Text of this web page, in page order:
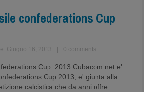
confederations Cup
Giugno 16, 2013 0 comments
Cup 2013 Cubacom.net e'
Cup 2013, e' giunta alla
calcistica che da anni offre